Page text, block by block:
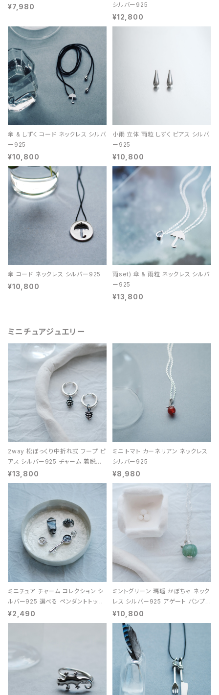
¥7,980
シルバー925
¥12,800
傘 & しずく コード ネックレス シルバ
ー925
¥10,800
小雨 立体 雨粒 しずく ピアス シルバ
ー925
¥10,800
傘 コード ネックレス シルバー925
¥10,800
雨set) 傘 & 雨粒 ネックレス シルバ
ー925
¥13,800
ミニチュアジュエリー
2way 松ぼっくり中折れ式 フープ ピ
アス シルバー925 チャーム 着脱可
能 レディース ユニセックス
¥13,800
ミニ トマト カーネリアン ネックレス
シルバー925
¥8,980
ミニチュア チャーム コレクション シ
ルバー925 選べる ペンダントトップ
レディース ユニセックス
¥2,490
ミントグリーン 瑪瑙 かぼちゃ ネック
レス シルバー925 アゲート パンプキ
ン 天然石 レディース
¥10,800